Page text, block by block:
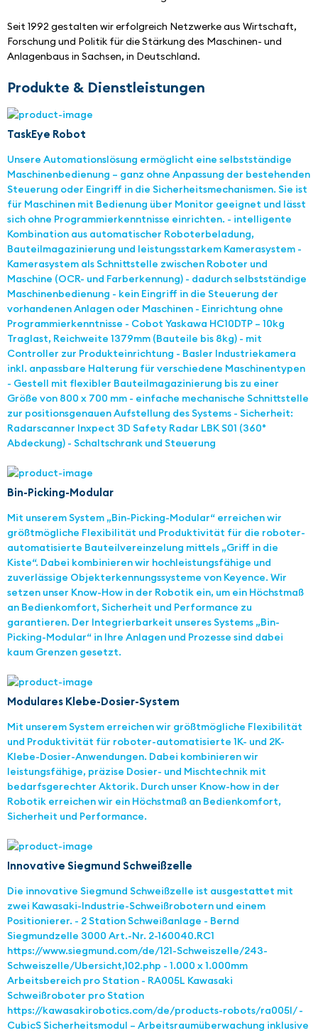
Seit 1992 gestalten wir erfolgreich Netzwerke aus Wirtschaft,
Forschung und Politik für die Stärkung des Maschinen- und
Anlagenbaus in Sachsen, in Deutschland.
Produkte & Dienstleistungen
TaskEye Robot
Unsere Automationslösung ermöglicht eine selbstständige
Maschinenbedienung – ganz ohne Anpassung der bestehenden
Steuerung oder Eingriff in die Sicherheitsmechanismen. Sie ist
für Maschinen mit Bedienung über Monitor geeignet und lässt
sich ohne Programmierkenntnisse einrichten. - intelligente
Kombination aus automatischer Roboterbeladung,
Bauteilmagazinierung und leistungsstarkem Kamerasystem -
Kamerasystem als Schnittstelle zwischen Roboter und
Maschine (OCR- und Farberkennung) - dadurch selbstständige
Maschinenbedienung - kein Eingriff in die Steuerung der
vorhandenen Anlagen oder Maschinen - Einrichtung ohne
Programmierkenntnisse - Cobot Yaskawa HC10DTP – 10kg
Traglast, Reichweite 1379mm (Bauteile bis 8kg) - mit
Controller zur Produkteinrichtung - Basler Industriekamera
inkl. anpassbare Halterung für verschiedene Maschinentypen
- Gestell mit flexibler Bauteilmagazinierung bis zu einer
Größe von 800 x 700 mm - einfache mechanische Schnittstelle
zur positionsgenauen Aufstellung des Systems - Sicherheit:
Radarscanner Inxpect 3D Safety Radar LBK S01 (360°
Abdeckung) - Schaltschrank und Steuerung
Bin-Picking-Modular
Mit unserem System „Bin-Picking-Modular“ erreichen wir
größtmögliche Flexibilität und Produktivität für die roboter-
automatisierte Bauteilvereinzelung mittels „Griff in die
Kiste“. Dabei kombinieren wir hochleistungsfähige und
zuverlässige Objekterkennungssysteme von Keyence. Wir
setzen unser Know-How in der Robotik ein, um ein Höchstmaß
an Bedienkomfort, Sicherheit und Performance zu
garantieren. Der Integrierbarkeit unseres Systems „Bin-
Picking-Modular“ in Ihre Anlagen und Prozesse sind dabei
kaum Grenzen gesetzt.
Modulares Klebe-Dosier-System
Mit unserem System erreichen wir größtmögliche Flexibilität
und Produktivität für roboter-automatisierte 1K- und 2K-
Klebe-Dosier-Anwendungen. Dabei kombinieren wir
leistungsfähige, präzise Dosier- und Mischtechnik mit
bedarfsgerechter Aktorik. Durch unser Know-how in der
Robotik erreichen wir ein Höchstmaß an Bedienkomfort,
Sicherheit und Performance.
Innovative Siegmund Schweißzelle
Die innovative Siegmund Schweißzelle ist ausgestattet mit
zwei Kawasaki-Industrie-Schweißrobotern und einem
Positionierer. - 2 Station Schweißanlage - Bernd
Siegmundzelle 3000 Art.-Nr. 2-160040.RC1
https://www.siegmund.com/de/121-Schweiszelle/243-
Schweiszelle/Ubersicht,102.php - 1.000 x 1.000mm
Arbeitsbereich pro Station - RA005L Kawasaki
Schweißroboter pro Station
https://kawasakirobotics.com/de/products-robots/ra005l/ -
CubicS Sicherheitsmodul – Arbeitsraumüberwachung inklusive